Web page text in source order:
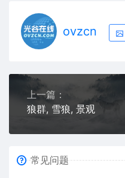
ovzcn
上一篇：
狼群, 雪狼, 景观
常见问题